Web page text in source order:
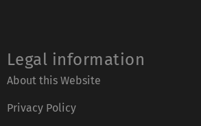
Legal information
About this Website
Privacy Policy